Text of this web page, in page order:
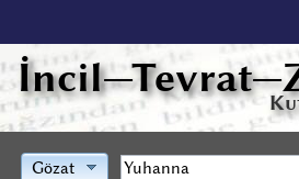
İncil
Gözat